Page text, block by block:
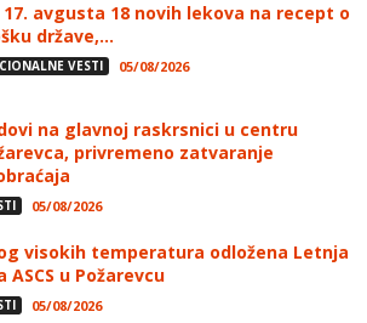
17. avgusta 18 novih lekova na recept o
države,...
VESTI 05/08/2026
na glavnoj raskrsnici u centru
privremeno zatvaranje
05/08/2026
visokih temperatura odložena Letnja
ASCS u Požarevcu
05/08/2026